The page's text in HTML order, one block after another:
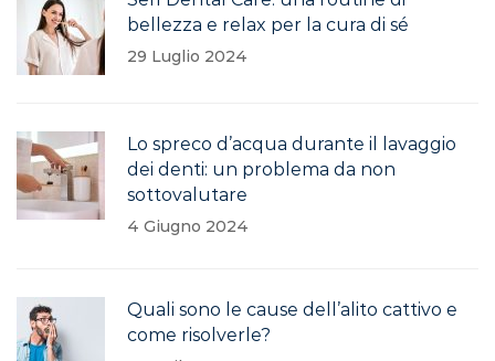
bellezza e relax per la cura di sé
29 Luglio 2024
Lo spreco d’acqua durante il lavaggio
dei denti: un problema da non
sottovalutare
4 Giugno 2024
Quali sono le cause dell’alito cattivo e
come risolverle?